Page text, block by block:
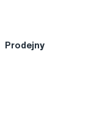
Prodejny